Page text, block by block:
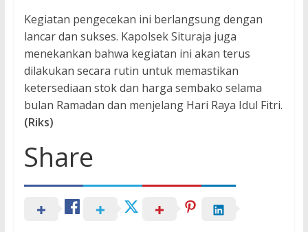
Kegiatan pengecekan ini berlangsung dengan
lancar dan sukses. Kapolsek Situraja juga
menekankan bahwa kegiatan ini akan terus
dilakukan secara rutin untuk memastikan
ketersediaan stok dan harga sembako selama
bulan Ramadan dan menjelang Hari Raya Idul Fitri.
(Riks)
Share